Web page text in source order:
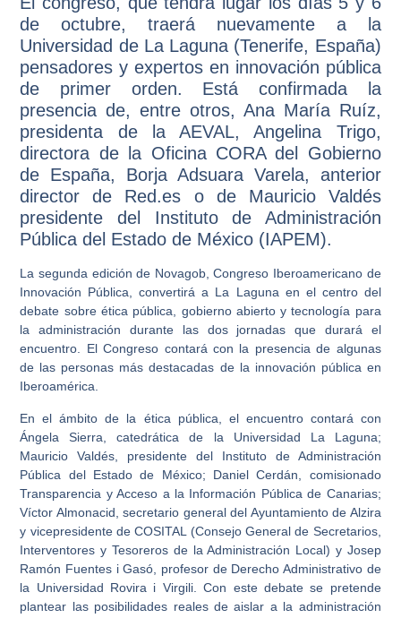
de octubre, traerá nuevamente a la
Universidad de La Laguna (Tenerife, España)
pensadores y expertos en innovación pública
de primer orden. Está confirmada la
presencia de, entre otros, Ana María Ruíz,
presidenta de la AEVAL, Angelina Trigo,
directora de la Oficina CORA del Gobierno
de España, Borja Adsuara Varela, anterior
director de Red.es o de Mauricio Valdés
presidente del Instituto de Administración
Pública del Estado de México (IAPEM).
La segunda edición de Novagob, Congreso Iberoamericano de
Innovación Pública, convertirá a La Laguna en el centro del
debate sobre ética pública, gobierno abierto y tecnología para
la administración durante las dos jornadas que durará el
encuentro. El Congreso contará con la presencia de algunas
de las personas más destacadas de la innovación pública en
Iberoamérica.
En el ámbito de la ética pública, el encuentro contará con
Ángela Sierra, catedrática de la Universidad La Laguna;
Mauricio Valdés, presidente del Instituto de Administración
Pública del Estado de México; Daniel Cerdán, comisionado
Transparencia y Acceso a la Información Pública de Canarias;
Víctor Almonacid, secretario general del Ayuntamiento de Alzira
y vicepresidente de COSITAL (Consejo General de Secretarios,
Interventores y Tesoreros de la Administración Local) y Josep
Ramón Fuentes i Gasó, profesor de Derecho Administrativo de
la Universidad Rovira i Virgili. Con este debate se pretende
plantear las posibilidades reales de aislar a la administración